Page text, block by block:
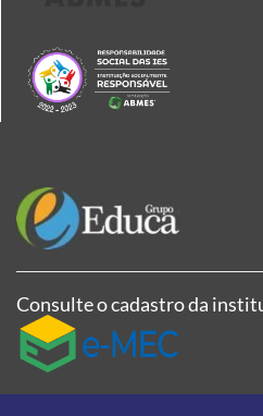
Consulte o cadastro da